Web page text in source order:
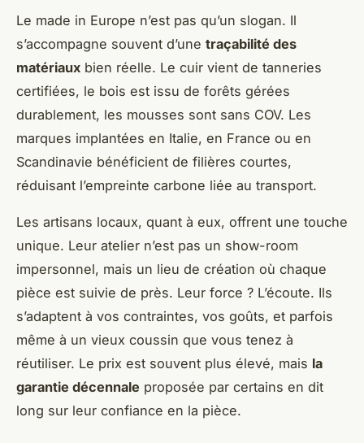
Le made in Europe n’est pas qu’un slogan. Il
s’accompagne souvent d’une traçabilité des
matériaux bien réelle. Le cuir vient de tanneries
certifiées, le bois est issu de forêts gérées
durablement, les mousses sont sans COV. Les
marques implantées en Italie, en France ou en
Scandinavie bénéficient de filières courtes,
réduisant l’empreinte carbone liée au transport.
Les artisans locaux, quant à eux, offrent une touche
unique. Leur atelier n’est pas un show-room
impersonnel, mais un lieu de création où chaque
pièce est suivie de près. Leur force ? L’écoute. Ils
s’adaptent à vos contraintes, vos goûts, et parfois
même à un vieux coussin que vous tenez à
réutiliser. Le prix est souvent plus élevé, mais la
garantie décennale proposée par certains en dit
long sur leur confiance en la pièce.